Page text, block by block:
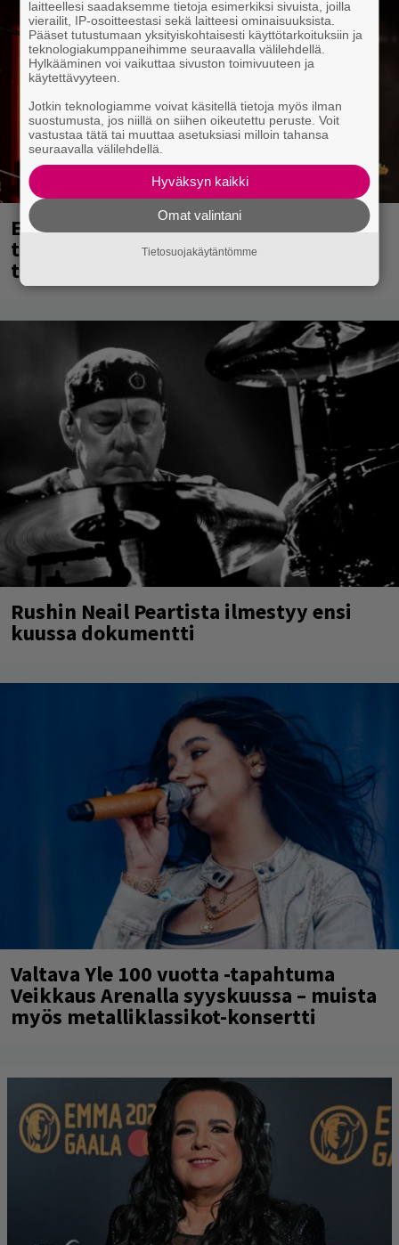
Eppu Normaalin viimeinen keikka
tänään – katso kuvagalleria torstailta
täältä
Rushin Neail Peartista ilmestyy ensi
kuussa dokumentti
Valtava Yle 100 vuotta -tapahtuma
Veikkaus Arenalla syyskuussa – muista
myös metalliklassikot-konsertti
laitteellesi saadaksemme tietoja esimerkiksi sivuista, joilla
vierailit, IP-osoitteestasi sekä laitteesi ominaisuuksista.
Pääset tutustumaan yksityiskohtaisesti käyttötarkoituksiin ja
teknologiakumppaneihimme seuraavalla välilehdellä.
Hylkääminen voi vaikuttaa sivuston toimivuuteen ja
käytettävyyteen.
Jotkin teknologiamme voivat käsitellä tietoja myös ilman
suostumusta, jos niillä on siihen oikeutettu peruste. Voit
vastustaa tätä tai muuttaa asetuksiasi milloin tahansa
seuraavalla välilehdellä.
Hyväksyn kaikki
Omat valintani
Tietosuojakäytäntömme